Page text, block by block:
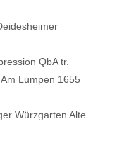
QbA tr.
Lumpen 1655
Würzgarten Alte